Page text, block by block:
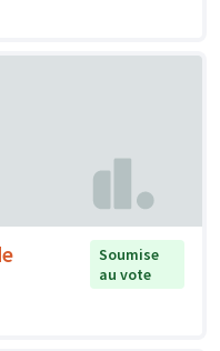
Soumise
au vote